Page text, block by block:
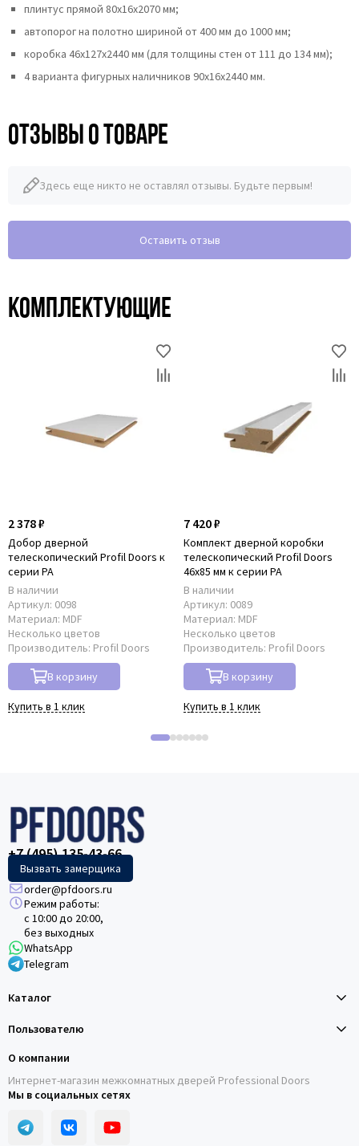
плинтус прямой 80х16х2070 мм;
автопорог на полотно шириной от 400 мм до 1000 мм;
коробка 46x127x2440 мм (для толщины стен от 111 до 134 мм);
4 варианта фигурных наличников 90х16х2440 мм.
Отзывы о товаре
Здесь еще никто не оставлял отзывы. Будьте первым!
Оставить отзыв
Комплектующие
2 378 ₽
Добор дверной
телескопический Profil Doors к
серии PA
В наличии
Артикул: 0098
Материал: MDF
Несколько цветов
Производитель: Profil Doors
В корзину
Купить в 1 клик
7 420 ₽
Комплект дверной коробки
телескопический Profil Doors
46x85 мм к серии PA
В наличии
Артикул: 0089
Материал: MDF
Несколько цветов
Производитель: Profil Doors
В корзину
Купить в 1 клик
+7 (495) 135-43-66
Вызвать замерщика
order@pfdoors.ru
Режим работы:
с 10:00 до 20:00,
без выходных
WhatsApp
Telegram
Каталог
Пользователю
О компании
Интернет-магазин межкомнатных дверей Professional Doors
Мы в социальных сетях